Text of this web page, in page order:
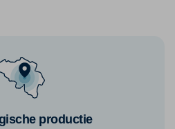
productie